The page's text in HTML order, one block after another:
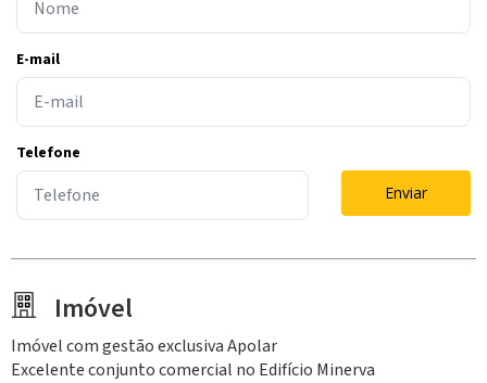
E-mail
Telefone
Enviar
Imóvel
Imóvel com gestão exclusiva Apolar
Excelente conjunto comercial no Edifício Minerva